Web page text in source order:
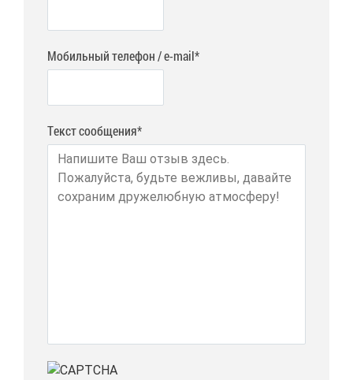
Мобильный телефон / e-mail*
Текст сообщения*